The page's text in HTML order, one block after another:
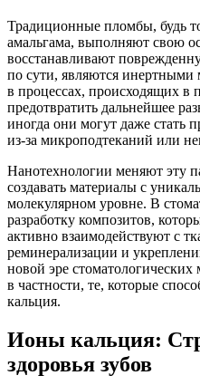
Традиционные пломбы, будь
амальгама, выполняют свою
восстанавливают
по сути, являются
в процессах, происходящих в
предотвратить дальнейшее
иногда они могут даже стать
из-за микроподтеканий или
Нанотехнологии меняют эту
создавать материалы с
молекулярном уровне. В
разработку композитов,
активно взаимодействуют с
реминерализации и
новой эре
в частности, те, которые
кальция.
Ионы кальция:
здоровья зубов